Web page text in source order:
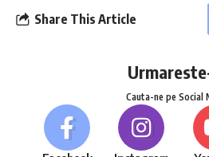
Share This Article
Cauta-ne pe Social